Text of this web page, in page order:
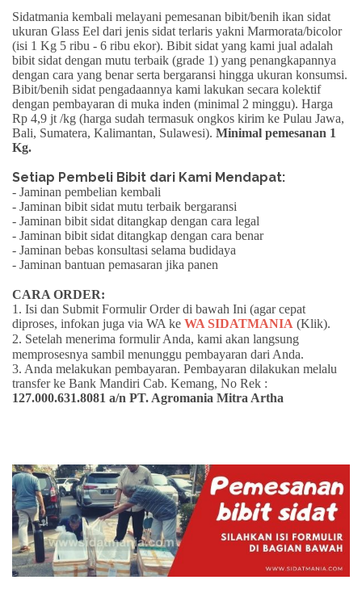
Sidatmania kembali melayani pemesanan bibit/benih ikan sidat
ukuran Glass Eel dari jenis sidat terlaris yakni Marmorata/bicolor
(isi 1 Kg 5 ribu - 6 ribu ekor). Bibit sidat yang kami jual adalah
bibit sidat dengan mutu terbaik (grade 1) yang penangkapannya
dengan cara yang benar serta bergaransi hingga ukuran konsumsi.
Bibit/benih sidat pengadaannya kami lakukan secara kolektif
dengan pembayaran di muka inden (minimal 2 minggu). Harga
Rp 4,9 jt /kg (harga sudah termasuk ongkos kirim ke Pulau Jawa,
Bali, Sumatera, Kalimantan, Sulawesi). Minimal pemesanan 1
Kg.
Setiap Pembeli Bibit dari Kami Mendapat:
- Jaminan pembelian kembali
- Jaminan bibit sidat mutu terbaik bergaransi
- Jaminan bibit sidat ditangkap dengan cara legal
- Jaminan bibit sidat ditangkap dengan cara benar
- Jaminan bebas konsultasi selama budidaya
- Jaminan bantuan pemasaran jika panen
CARA ORDER:
1. Isi dan Submit Formulir Order di bawah Ini (agar cepat
diproses, infokan juga via WA ke WA SIDATMANIA (Klik).
2. Setelah menerima formulir Anda, kami akan langsung
memprosesnya sambil menunggu pembayaran dari Anda.
3. Anda melakukan pembayaran. Pembayaran dilakukan melalu
transfer ke Bank Mandiri Cab. Kemang, No Rek :
127.000.631.8081 a/n PT. Agromania Mitra Artha